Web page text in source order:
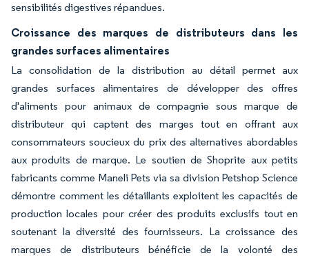
sensibilités digestives répandues.
Croissance des marques de distributeurs dans les
grandes surfaces alimentaires
La consolidation de la distribution au détail permet aux
grandes surfaces alimentaires de développer des offres
d'aliments pour animaux de compagnie sous marque de
distributeur qui captent des marges tout en offrant aux
consommateurs soucieux du prix des alternatives abordables
aux produits de marque. Le soutien de Shoprite aux petits
fabricants comme Maneli Pets via sa division Petshop Science
démontre comment les détaillants exploitent les capacités de
production locales pour créer des produits exclusifs tout en
soutenant la diversité des fournisseurs. La croissance des
marques de distributeurs bénéficie de la volonté des